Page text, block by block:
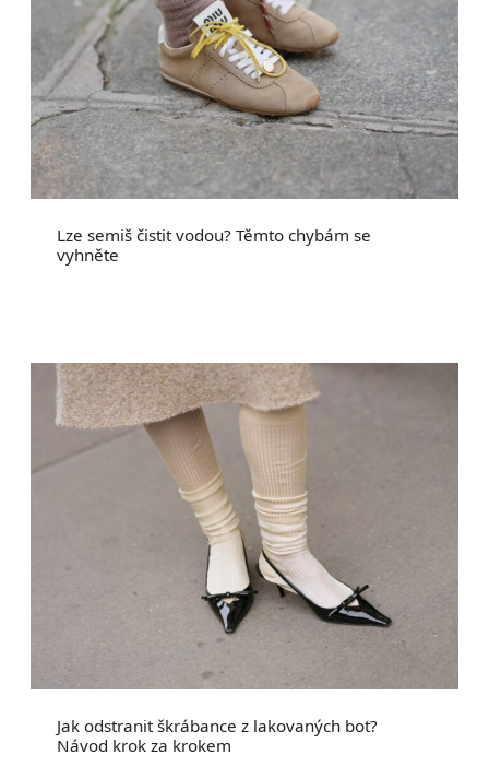
Lze semiš čistit vodou? Těmto chybám se
vyhněte
Jak odstranit škrábance z lakovaných bot?
Návod krok za krokem